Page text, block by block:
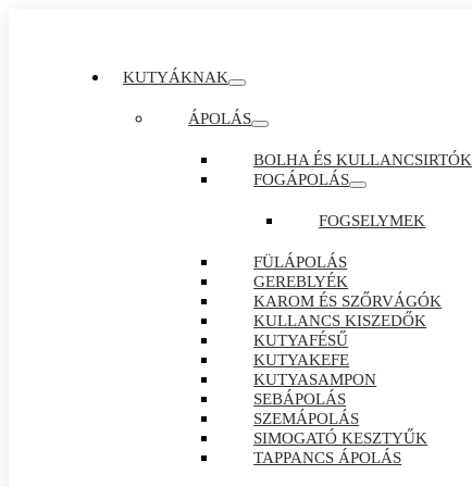
KUTYÁKNAK
ÁPOLÁS
BOLHA ÉS KULLANCSIRTÓK
FOGÁPOLÁS
FOGSELYMEK
FÜLÁPOLÁS
GEREBLYÉK
KAROM ÉS SZŐRVÁGÓK
KULLANCS KISZEDŐK
KUTYAFÉSŰ
KUTYAKEFE
KUTYASAMPON
SEBÁPOLÁS
SZEMÁPOLÁS
SIMOGATÓ KESZTYŰK
TAPPANCS ÁPOLÁS